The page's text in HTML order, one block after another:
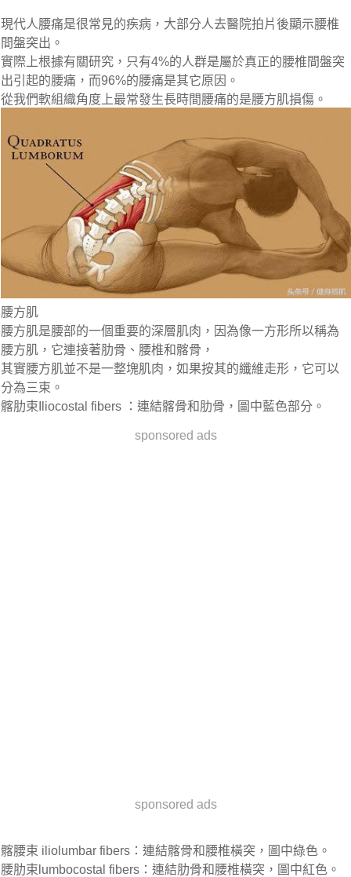
現代人腰痛是很常見的疾病，大部分人去醫院拍片後顯示腰椎
間盤突出。
實際上根據有關研究，只有4%的人群是屬於真正的腰椎間盤突
出引起的腰痛，而96%的腰痛是其它原因。
從我們軟組織角度上最常發生長時間腰痛的是腰方肌損傷。
腰方肌
腰方肌是腰部的一個重要的深層肌肉，因為像一方形所以稱為
腰方肌，它連接著肋骨、腰椎和髂骨，
其實腰方肌並不是一整塊肌肉，如果按其的纖維走形，它可以
分為三束。
髂肋束Iliocostal fibers ：連結髂骨和肋骨，圖中藍色部分。
sponsored ads
sponsored ads
髂腰束 iliolumbar fibers：連結髂骨和腰椎橫突，圖中綠色。
腰肋束lumbocostal fibers：連結肋骨和腰椎橫突，圖中紅色。